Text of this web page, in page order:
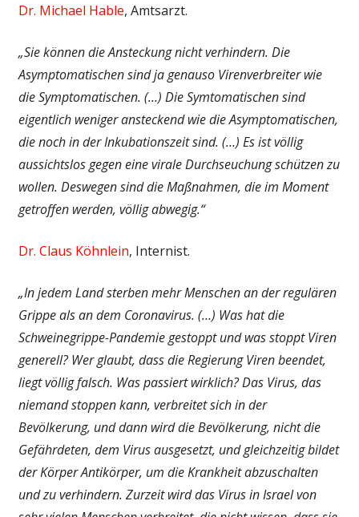
Dr. Michael Hable, Amtsarzt.
„Sie können die Ansteckung nicht verhindern. Die
Asymptomatischen sind ja genauso Virenverbreiter wie
die Symptomatischen. (…) Die Symtomatischen sind
eigentlich weniger ansteckend wie die Asymptomatischen,
die noch in der Inkubationszeit sind. (…) Es ist völlig
aussichtslos gegen eine virale Durchseuchung schützen zu
wollen. Deswegen sind die Maßnahmen, die im Moment
getroffen werden, völlig abwegig.“
Dr. Claus Köhnlein, Internist.
„In jedem Land sterben mehr Menschen an der regulären
Grippe als an dem Coronavirus. (…) Was hat die
Schweinegrippe-Pandemie gestoppt und was stoppt Viren
generell? Wer glaubt, dass die Regierung Viren beendet,
liegt völlig falsch. Was passiert wirklich? Das Virus, das
niemand stoppen kann, verbreitet sich in der
Bevölkerung, und dann wird die Bevölkerung, nicht die
Gefährdeten, dem Virus ausgesetzt, und gleichzeitig bildet
der Körper Antikörper, um die Krankheit abzuschalten
und zu verhindern. Zurzeit wird das Virus in Israel von